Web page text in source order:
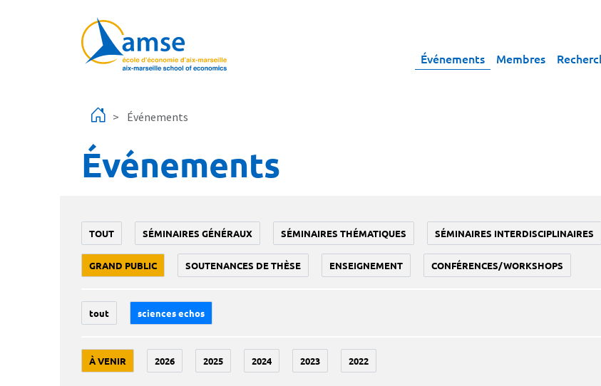
Événements Membres
Événements
Événements
TOUT SÉMINAIRES GÉNÉRAUX SÉMINAIRES THÉMATIQUES SÉMINAIRES INTERDISCIPLINAIRES
GRAND PUBLIC SOUTENANCES DE THÈSE ENSEIGNEMENT CONFÉRENCES/WORKSHOPS
tout sciences echos
À VENIR 2026 2025 2024 2023 2022